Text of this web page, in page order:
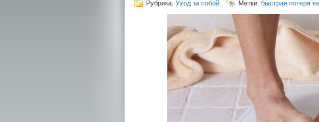
Рубрика: Уход за собой Метки: быстрая потеря